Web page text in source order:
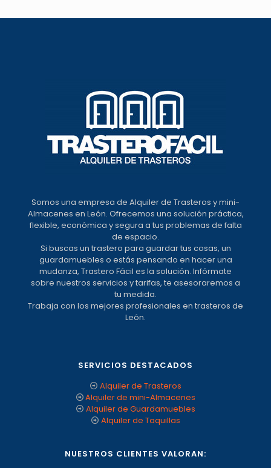
Somos una empresa de Alquiler de Trasteros y mini-
Almacenes en León. Ofrecemos una solución práctica,
flexible, económica y segura a tus problemas de falta
de espacio.
Si buscas un trastero para guardar tus cosas, un
guardamuebles o estás pensando en hacer una
mudanza, Trastero Fácil es la solución. Infórmate
sobre nuestros servicios y tarifas, te asesoraremos a
tu medida.
Trabaja con los mejores profesionales en trasteros de
León.
SERVICIOS DESTACADOS
Alquiler de Trasteros
Alquiler de mini-Almacenes
Alquiler de Guardamuebles
Alquiler de Taquillas
NUESTROS CLIENTES VALORAN: